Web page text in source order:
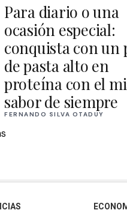
Para diario o una
ocasión especial:
conquista con un
de pasta alto en
proteína con el
sabor de siempre
FERNANDO SILVA OTADUY